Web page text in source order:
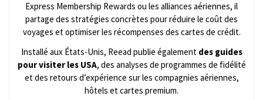
Express Membership Rewards ou les alliances aériennes, il
partage des stratégies concrètes pour réduire le coût des
voyages et optimiser les récompenses des cartes de crédit.
Installé aux États-Unis, Reead publie également des guides
pour visiter les USA, des analyses de programmes de fidélité
et des retours d’expérience sur les compagnies aériennes,
hôtels et cartes premium.